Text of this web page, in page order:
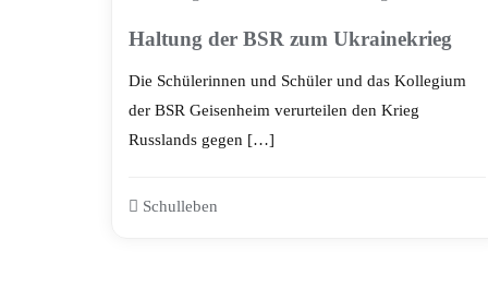
Haltung der BSR zum Ukrainekrieg
Die Schülerinnen und Schüler und das Kollegium
der BSR Geisenheim verurteilen den Krieg
Russlands gegen […]
Schulleben